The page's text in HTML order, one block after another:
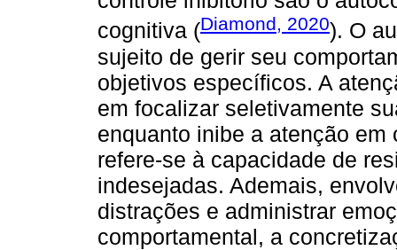
cognitiva (Diamond, 2020). O
sujeito de gerir seu
objetivos específicos. A
em focalizar seletivamente
enquanto inibe a atenção
refere-se à capacidade de
indesejadas. Ademais,
distrações e administrar
comportamental, a